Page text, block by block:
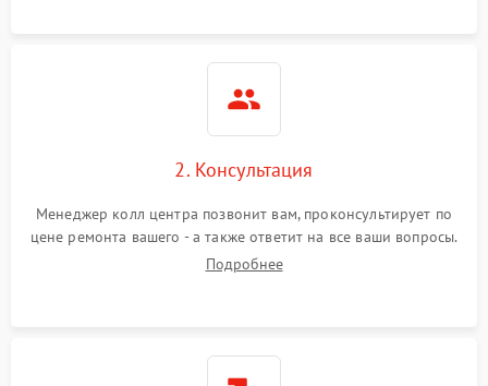
2. Консультация
Менеджер колл центра позвонит вам, проконсультирует по
цене ремонта вашего - а также ответит на все ваши вопросы.
Подробнее